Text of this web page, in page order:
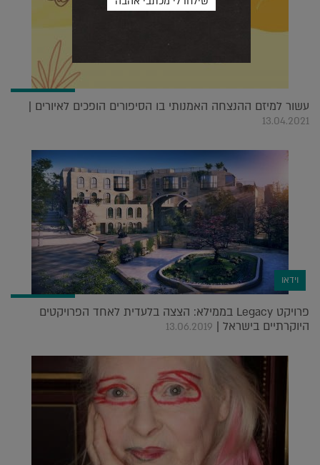
עשור למיזם ההנצחה האמנותי בו הסיפורים הופכים לאיורים |
13.04.2021
וידאו
פרויקט Legacy בממילא: הצצה בלעדית לאחד הפרויקטים
היוקרתיים בישראל | 13.06.2019